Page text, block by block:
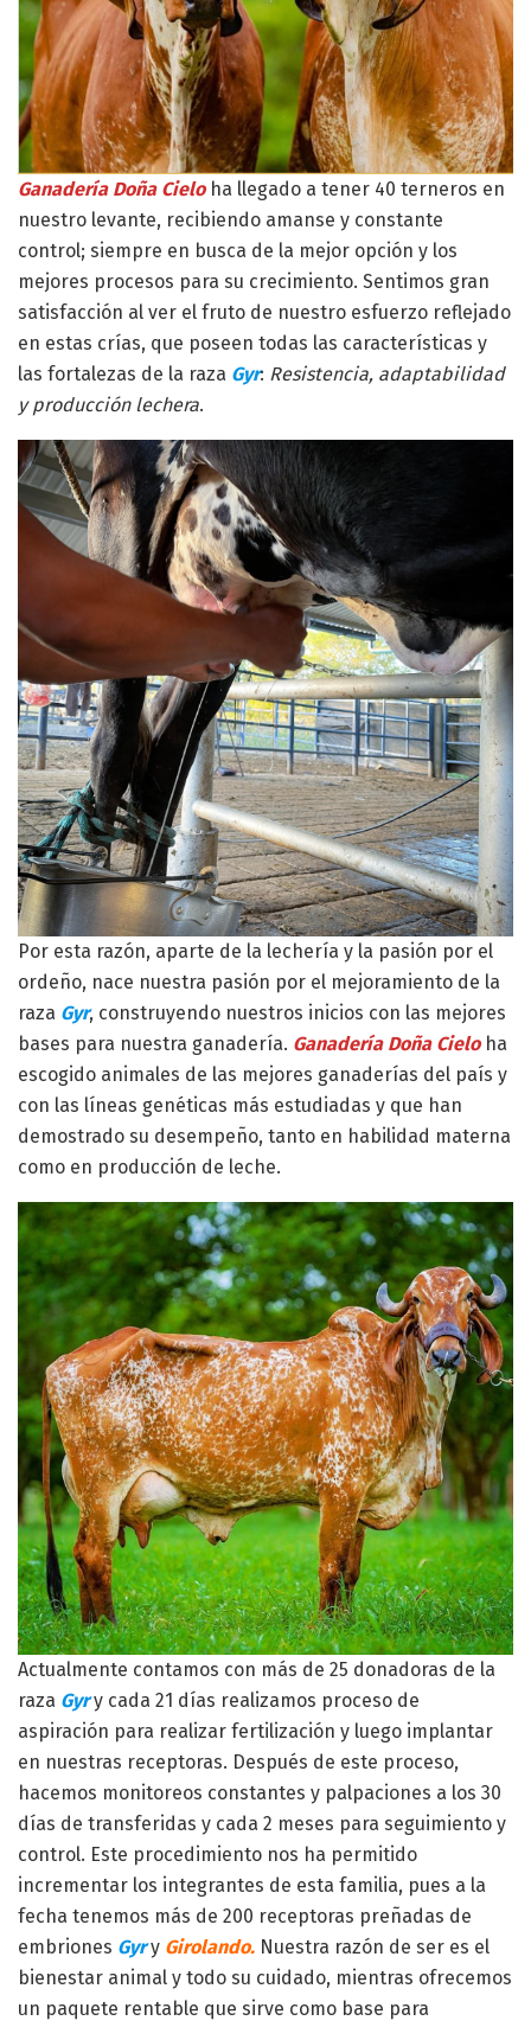
Ganadería Doña Cieloha llegado a tener 40 terneros en
nuestro levante, recibiendo amanse y constante
control; siempre en busca de la mejor opción y los
mejores procesos para su crecimiento. Sentimos gran
satisfacción al ver el fruto de nuestro esfuerzo reflejado
en estas crías, que poseen todas las características y
las fortalezas de la raza Gyr: Resistencia, adaptabilidad
y producción lechera.
Por esta razón, aparte de la lechería y la pasión por el
ordeño, nace nuestra pasión por el mejoramiento de la
raza Gyr, construyendo nuestros inicios con las mejores
bases para nuestra ganadería. Ganadería Doña Cieloha
escogido animales de las mejores ganaderías del país y
con las líneas genéticas más estudiadas y que han
demostrado su desempeño, tanto en habilidad materna
como en producción de leche.
Actualmente contamos con más de 25 donadoras de la
raza Gyr y cada 21 días realizamos proceso de
aspiración para realizar fertilización y luego implantar
en nuestras receptoras. Después de este proceso,
hacemos monitoreos constantes y palpaciones a los 30
días de transferidas y cada 2 meses para seguimiento y
control. Este procedimiento nos ha permitido
incrementar los integrantes de esta familia, pues a la
fecha tenemos más de 200 receptoras preñadas de
embriones Gyr y Girolando. Nuestra razón de ser es el
bienestar animal y todo su cuidado, mientras ofrecemos
un paquete rentable que sirve como base para